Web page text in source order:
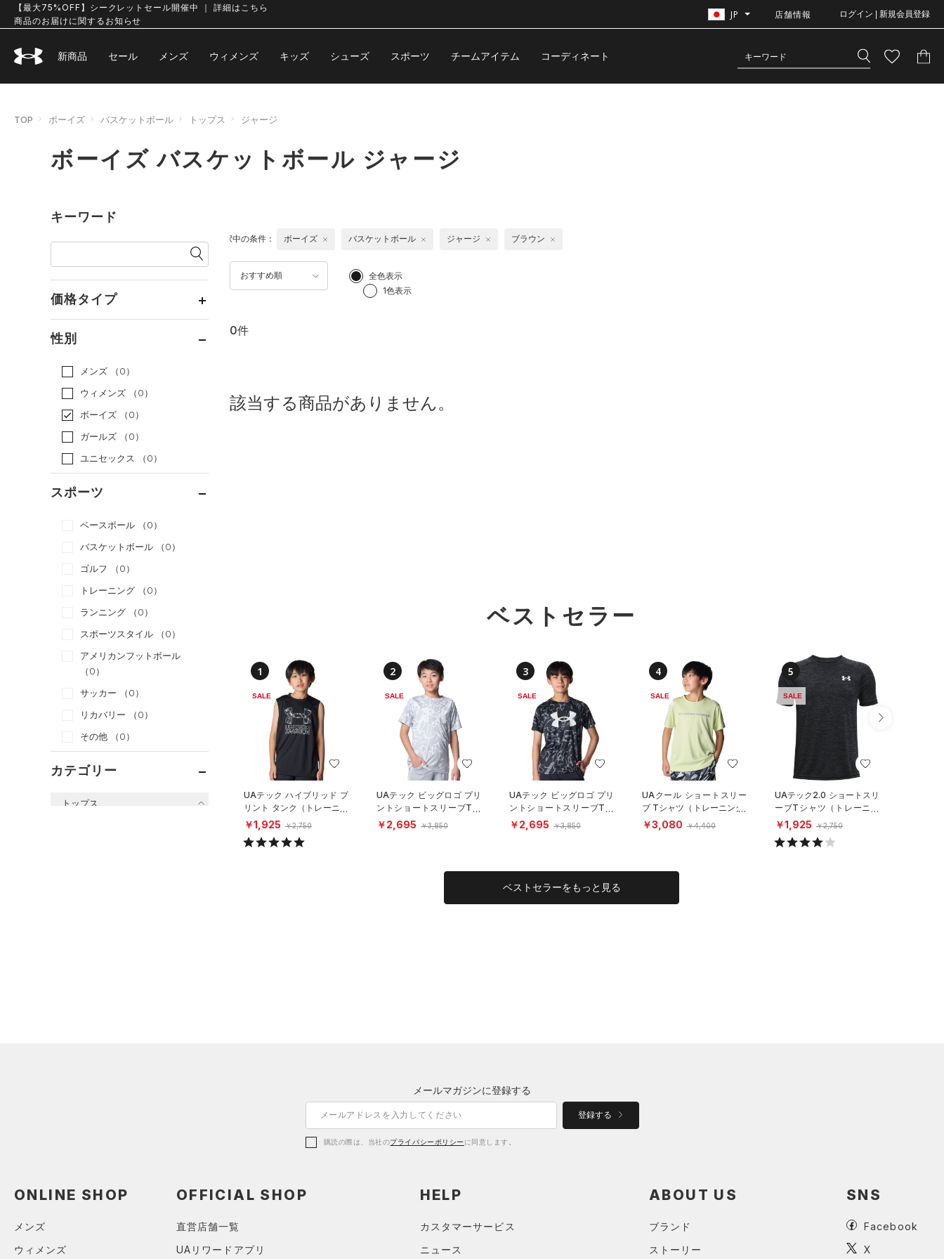
【最大75%OFF】シークレットセール開催中 ｜ 詳細はこちら
商品のお届けに関するお知らせ
JP 店舗情報 ログイン | 新規会員登録
新商品 セール メンズ ウィメンズ キッズ シューズ スポーツ チームアイテム コーディネート
TOP ボーイズ バスケットボール トップス ジャージ
ボーイズ バスケットボール ジャージ
キーワード
価格タイプ
性別
メンズ
（0）
ウィメンズ
（0）
ボーイズ
（0）
ガールズ
（0）
ユニセックス
（0）
スポーツ
ベースボール
（0）
バスケットボール
（0）
ゴルフ
（0）
トレーニング
（0）
ランニング
（0）
スポーツスタイル
（0）
アメリカンフットボール
（0）
サッカー
（0）
リカバリー
（0）
その他
（0）
カテゴリー
トップス
すべてのボトムス
アクセサリー
サイズ
おすすめ順
全色表示
1色表示
選択中の条件： ボーイズ バスケットボール ジャージ ブラウン
0件
該当する商品がありません。
ベストセラー
1
SALE
UAテック ハイブリッド プ
リント タンク（トレーニン
グ/BOYS）
￥1,925 ￥2,750
2
SALE
UAテック ビッグロゴ プリ
ントショートスリーブTシ
ャツ（トレーニング/BOY
￥2,695 ￥3,850
3
SALE
UAテック ビッグロゴ プリ
ントショートスリーブTシ
ャツ（トレーニング/BOY
￥2,695 ￥3,850
4
SALE
UAクール ショートスリー
ブ Tシャツ（トレーニング/
BOYS）
￥3,080 ￥4,400
5
SALE
UAテック2.0 ショートスリ
ーブTシャツ（トレーニン
グ/KIDS）
￥1,925 ￥2,750
ベストセラーをもっと見る
メールマガジンに登録する
登録する
購読の際は、当社のプライバシーポリシー に同意します。
ONLINE SHOP
メンズ
ウィメンズ
OFFICIAL SHOP
直営店舗一覧
UAリワードアプリ
HELP
カスタマーサービス
ニュース
ABOUT US
ブランド
ストーリー
SNS
Facebook
X